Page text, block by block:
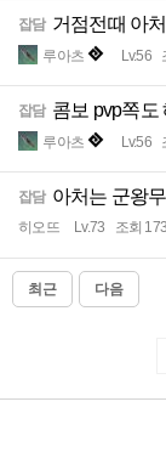
잡담 거점전때 아
루아츠 Lv.56
잡담 콤보 pvp쪽도
루아츠 Lv.56
잡담 아처는 군왕
히오뜨 Lv.73 조회
최근 다음